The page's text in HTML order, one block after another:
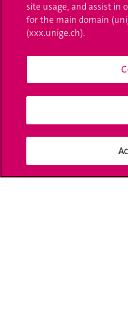
UNIGE Mobile
Bibliothèque
Médias sociaux UNIGE
site usage, and assist in
for the main domain
(xxx.unige.ch).